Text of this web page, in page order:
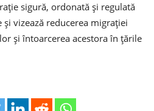
sigură, ordonată şi regulată
vizează reducerea migraţiei
şi întoarcerea acestora în ţările